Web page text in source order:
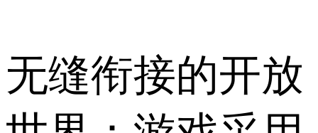
无缝衔接的开放